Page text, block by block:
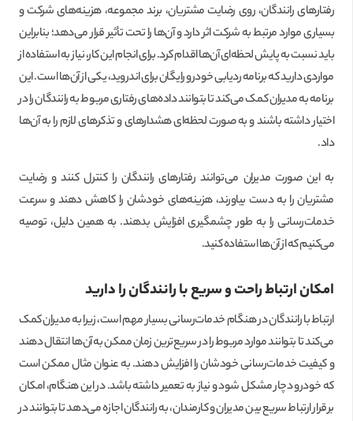
رفتارهای رانندگان، روی رضایت مشتریان، برند مجموعه، هزینه‌های شرکت و
بسیاری موارد مرتبط به شرکت اثر دارد و آن‌ها را تحت تأثیر قرار می‌دهد؛ بنابراین
باید نسبت به پایش لحظه‌ای آن‌ها اقدام کرد. برای انجام این کار، نیاز به استفاده از
مواردی دارید که برنامه ردیابی خودرو رایگان برای اندروید، یکی از آن‌ها است. این
برنامه به مدیران کمک می‌کند تا بتوانند داده‌های رفتاری مربوط به رانندگان را در
اختیار داشته باشند و به صورت لحظه‌ای هشدارهای و تذکرهای لازم را به آن‌ها
داد.
به این صورت مدیران می‌توانند رفتارهای رانندگان را کنترل کنند و رضایت
مشتریان را به دست بیاورند، هزینه‌های خودشان را کاهش دهند و سرعت
خدمات‌رسانی را به طور چشمگیری افزایش بدهند. به همین دلیل، توصیه
می‌کنیم که از آن‌ها استفاده کنید.
امکان ارتباط راحت و سریع با رانندگان را دارید
ارتباط با رانندگان در هنگام خدمات‌رسانی بسیار مهم است، زیرا به مدیران کمک
می‌کند تا بتوانند موارد مربوط را در سریع‌ترین زمان ممکن به آن‌ها انتقال دهند
و کیفیت خدمات‌رسانی خودشان را افزایش دهند. به عنوان مثال ممکن است
که خودرو دچار مشکل شود و نیاز به تعمیر داشته باشد. در این هنگام، امکان
برقرار ارتباط سریع بین مدیران و کارمندان، به رانندگان اجازه می‌دهد تا بتوانند در